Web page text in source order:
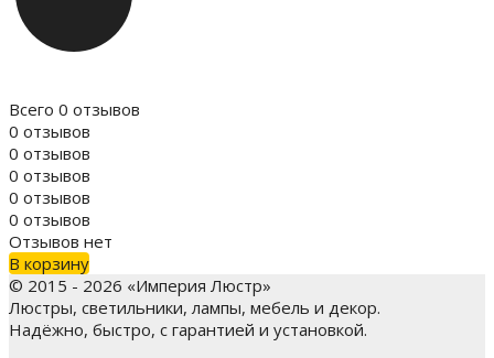
Всего 0 отзывов
0 отзывов
0 отзывов
0 отзывов
0 отзывов
0 отзывов
Отзывов нет
В корзину
© 2015 - 2026 «Империя Люстр»
Люстры, светильники, лампы, мебель и декор.
Надёжно, быстро, с гарантией и установкой.